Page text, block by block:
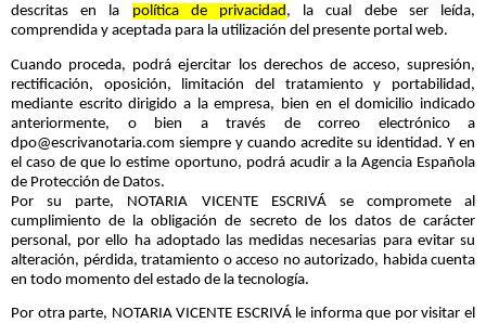
descritas en la política de privacidad, la cual debe ser leída,
comprendida y aceptada para la utilización del presente portal web.
Cuando proceda, podrá ejercitar los derechos de acceso, supresión,
rectificación, oposición, limitación del tratamiento y portabilidad,
mediante escrito dirigido a la empresa, bien en el domicilio indicado
anteriormente, o bien a través de correo electrónico a
dpo@escrivanotaria.com siempre y cuando acredite su identidad. Y en
el caso de que lo estime oportuno, podrá acudir a la Agencia Española
de Protección de Datos.
Por su parte, NOTARIA VICENTE ESCRIVÁ se compromete al
cumplimiento de la obligación de secreto de los datos de carácter
personal, por ello ha adoptado las medidas necesarias para evitar su
alteración, pérdida, tratamiento o acceso no autorizado, habida cuenta
en todo momento del estado de la tecnología.
Por otra parte, NOTARIA VICENTE ESCRIVÁ le informa que por visitar el